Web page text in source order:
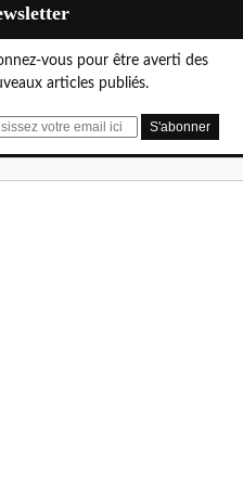
vous pour être averti des
articles publiés.